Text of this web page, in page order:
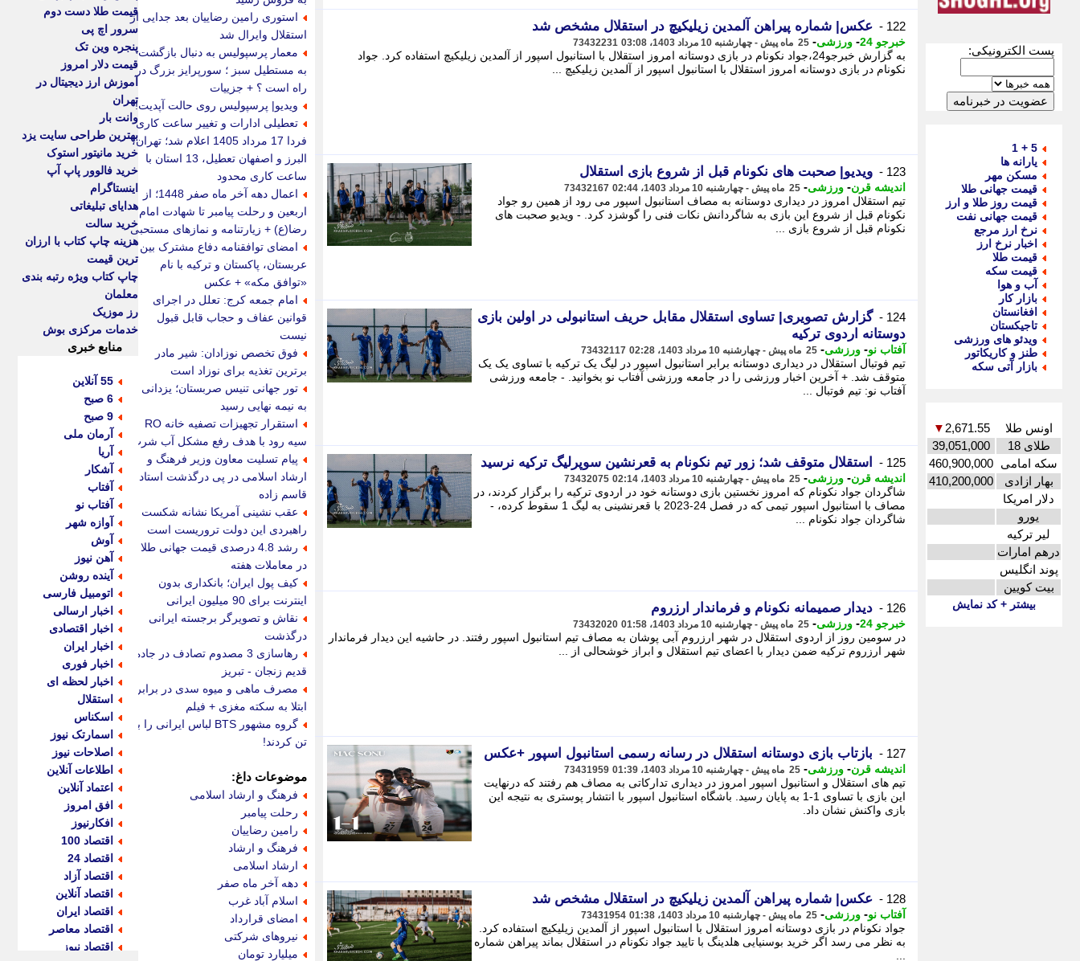
پست الکترونیکی:
5 + 1
یارانه ها
مسکن مهر
قیمت جهانی طلا
قیمت روز طلا و ارز
قیمت جهانی نفت
نرخ ارز مرجع
اخبار نرخ ارز
قیمت طلا
قیمت سکه
آب و هوا
بازار کار
افغانستان
تاجیکستان
ویدئو های ورزشی
طنز و کاریکاتور
بازار آتی سکه
اونس طلا 2,671.55
▼
طلای 18
39,051,000
سکه امامی 460,900,000
بهار ازادی
410,200,000
دلار امریکا
یورو
لیر ترکیه
درهم امارات
پوند انگلیس
بیت کویین
بیشتر + کد نمایش
122 - عکس| شماره پیراهن آلمدین زیلیکیچ در استقلال مشخص شد
خبرجو 24 - ورزشی- 25 ماه پیش - چهارشنبه 10 مرداد 1403، 03:08 73432231
به گزارش خبرجو24،جواد نکونام در بازی دوستانه امروز استقلال با استانبول اسپور از آلمدین زیلیکیچ استفاده کرد. جواد
نکونام در بازی دوستانه امروز استقلال با استانبول اسپور از آلمدین زیلیکیچ ...
123 - ویدیو| صحبت های نکونام قبل از شروع بازی استقلال
اندیشه قرن- ورزشی- 25 ماه پیش - چهارشنبه 10 مرداد 1403، 02:44 73432167
تیم استقلال امروز در دیداری دوستانه به مصاف استانبول اسپور می رود از همین رو جواد
نکونام قبل از شروع این بازی به شاگردانش نکات فنی را گوشزد کرد. - ویدیو صحبت های
نکونام قبل از شروع بازی ...
124 -
گزارش تصویری| تساوی استقلال مقابل حریف استانبولی در اولین بازی
دوستانه اردوی ترکیه
آفتاب نو- ورزشی- 25 ماه پیش - چهارشنبه 10 مرداد 1403، 02:28 73432117
تیم فوتبال استقلال در دیداری دوستانه برابر استانبول اسپور در لیگ یک ترکیه با تساوی یک یک
متوقف شد. + آخرین اخبار ورزشی را در جامعه ورزشی آفتاب نو بخوانید. - جامعه ورزشی
آفتاب نو: تیم فوتبال ...
125 - استقلال متوقف شد؛ زور تیم نکونام به قعرنشین سوپرلیگ ترکیه نرسید
اندیشه قرن- ورزشی- 25 ماه پیش - چهارشنبه 10 مرداد 1403، 02:14 73432075
شاگردان جواد نکونام که امروز نخستین بازی دوستانه خود در اردوی ترکیه را برگزار کردند، در
مصاف با استانبول اسپور تیمی که در فصل 24-2023 با قعرنشینی به لیگ 1 سقوط کرده، -
شاگردان جواد نکونام ...
126 - دیدار صمیمانه نکونام و فرماندار ارزروم
خبرجو 24 - ورزشی- 25 ماه پیش - چهارشنبه 10 مرداد 1403، 01:58 73432020
در سومین روز از اردوی استقلال در شهر ارزروم آبی پوشان به مصاف تیم استانبول اسپور رفتند. در حاشیه این دیدار فرماندار
شهر ارزروم ترکیه ضمن دیدار با اعضای تیم استقلال و ابراز خوشحالی از ...
127 - بازتاب بازی دوستانه استقلال در رسانه رسمی استانبول اسپور +عکس
اندیشه قرن- ورزشی- 25 ماه پیش - چهارشنبه 10 مرداد 1403، 01:39 73431959
تیم های استقلال و استانبول اسپور امروز در دیداری تدارکاتی به مصاف هم رفتند که درنهایت
این بازی با تساوی 1-1 به پایان رسید. باشگاه استانبول اسپور با انتشار پوستری به نتیجه این
بازی واکنش نشان داد.
128 - عکس| شماره پیراهن آلمدین زیلیکیچ در استقلال مشخص شد
آفتاب نو- ورزشی- 25 ماه پیش - چهارشنبه 10 مرداد 1403، 01:38 73431954
جواد نکونام در بازی دوستانه امروز استقلال با استانبول اسپور از آلمدین زیلیکیچ استفاده کرد.
به نظر می رسد اگر خرید بوسنیایی هلدینگ با تایید جواد نکونام در استقلال بماند پیراهن شماره
استوری رامین رضاییان بعد جدایی از
استقلال وایرال شد
معمار پرسپولیس به دنبال بازگشت
به مستطیل سبز ؛ سورپرایز بزرگ در
راه است ؟ + جزییات
ویدیو| پرسپولیس روی حالت آپدیت!
تعطیلی ادارات و تغییر ساعت کاری
فردا 17 مرداد 1405 اعلام شد؛ تهران،
البرز و اصفهان تعطیل، 13 استان با
ساعت کاری محدود
اعمال دهه آخر ماه صفر 1448؛ از
اربعین و رحلت پیامبر تا شهادت امام
رضا(ع) + زیارتنامه و نمازهای مستحبی
امضای توافقنامه دفاع مشترک بین
عربستان، پاکستان و ترکیه با نام
«توافق مکه» + عکس
امام جمعه کرج: تعلل در اجرای
قوانین عفاف و حجاب قابل قبول
نیست
فوق تخصص نوزادان: شیر مادر
برترین تغذیه برای نوزاد است
تور جهانی تنیس صربستان؛ یزدانی
به نیمه نهایی رسید
استقرار تجهیزات تصفیه خانه RO
سیه رود با هدف رفع مشکل آب شرب
پیام تسلیت معاون وزیر فرهنگ و
ارشاد اسلامی در پی درگذشت استاد
قاسم زاده
عقب نشینی آمریکا نشانه شکست
راهبردی این دولت تروریست است
رشد 4.8 درصدی قیمت جهانی طلا
در معاملات هفته
کیف پول ایران؛ بانکداری بدون
اینترنت برای 90 میلیون ایرانی
نقاش و تصویرگر برجسته ایرانی
درگذشت
رهاسازی 3 مصدوم تصادف در جاده
قدیم زنجان - تبریز
مصرف ماهی و میوه سدی در برابر
ابتلا به سکته مغزی + فیلم
گروه مشهور BTS لباس ایرانی را بر
تن کردند!
موضوعات داغ:
فرهنگ و ارشاد اسلامی
رحلت پیامبر
رامین رضاییان
فرهنگ و ارشاد
ارشاد اسلامی
دهه آخر ماه صفر
اسلام آباد غرب
امضای قرارداد
نیروهای شرکتی
میلیارد تومان
قیمت طلا دست دوم
سرور اچ پی
پنجره وین تک
قیمت دلار امروز
آموزش ارز دیجیتال در
تهران
وانت بار
بهترین طراحی سایت یزد
خرید مانیتور استوک
خرید فالوور پاپ آپ
اینستاگرام
هدایای تبلیغاتی
خرید سالت
هزینه چاپ کتاب با ارزان
ترین قیمت
چاپ کتاب ویژه رتبه بندی
معلمان
رز موزیک
خدمات مرکزی بوش
منابع خبری
55 آنلاین
6 صبح
9 صبح
آرمان ملی
آریا
آشکار
آفتاب
آفتاب نو
آوازه شهر
آوش
آهن نیوز
آینده روشن
اتومبیل فارسی
اخبار ارسالی
اخبار اقتصادی
اخبار ایران
اخبار فوری
اخبار لحظه ای
استقلال
اسکناس
اسمارتک نیوز
اصلاحات نیوز
اطلاعات آنلاین
اعتماد آنلاین
افق امروز
افکارنیوز
اقتصاد 100
اقتصاد 24
اقتصاد آزاد
اقتصاد آنلاین
اقتصاد ایران
اقتصاد معاصر
اقتصاد نیوز